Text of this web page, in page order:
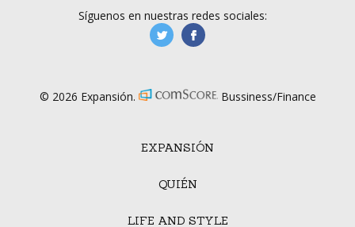
EXPANSIÓN
QUIÉN
LIFE AND STYLE
Síguenos en nuestras redes sociales:
manufacturaGE
© 2026 Expansión. Bussiness/Finance